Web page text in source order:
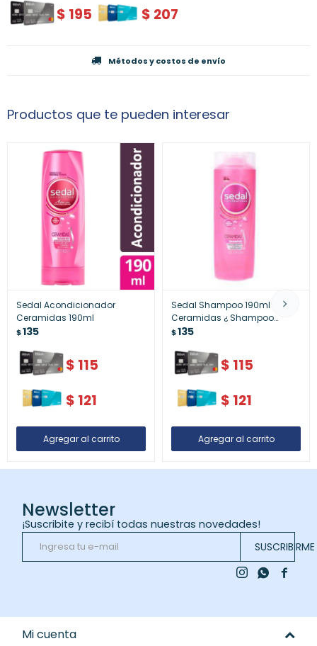
$ 195 $ 207
Métodos y costos de envío
Productos que te pueden interesar
Sedal Acondicionador
Ceramidas 190ml
$135
$ 115
$ 121
Sedal Shampoo 190ml
Ceramidas ¿ Shampoo
Sedal
$135
$ 115
$ 121
Newsletter
¡Suscribite y recibí todas nuestras novedades!
SUSCRIBIRME

 
Mi cuenta